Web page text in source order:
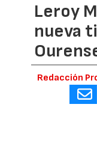
Leroy
nueva
Redacción